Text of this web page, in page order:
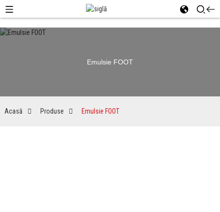
Emulsie FOOT
Acasă Produse Emulsie FOOT